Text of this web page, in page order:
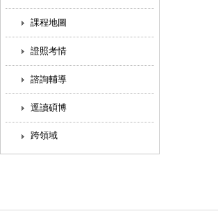
課程地圖
證照考情
諮詢輔導
逕讀碩博
跨領域